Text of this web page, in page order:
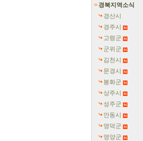
경북지역소식
경산시
경주시
고령군
군위군
김천시
문경시
봉화군
상주시
성주군
안동시
영덕군
영양군